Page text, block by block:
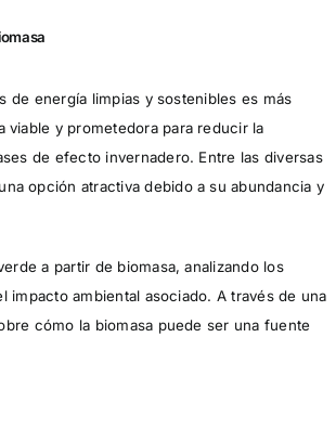
de energía limpias y sostenibles es más
viable y prometedora para reducir la
de efecto invernadero. Entre las diversas
opción atractiva debido a su abundancia y
a partir de biomasa, analizando los
ambiental asociado. A través de una
cómo la biomasa puede ser una fuente